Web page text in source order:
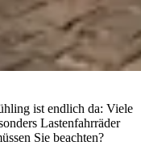
ist endlich da: Viele
Lastenfahrräder
Sie beachten?